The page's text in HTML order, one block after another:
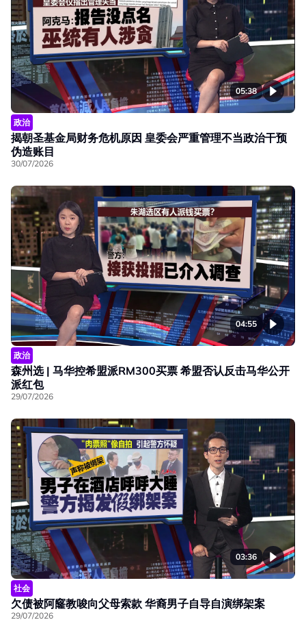
05:38
政治
揭朝圣基金局财务危机原因 皇委会严重管理不当政治干预
伪造账目
30/07/2026
04:55
政治
森州选 | 马华控希盟派RM300买票 希盟否认反击马华公开
派红包
29/07/2026
03:36
社会
欠债被阿窿教唆向父母索款 华裔男子自导自演绑架案
29/07/2026